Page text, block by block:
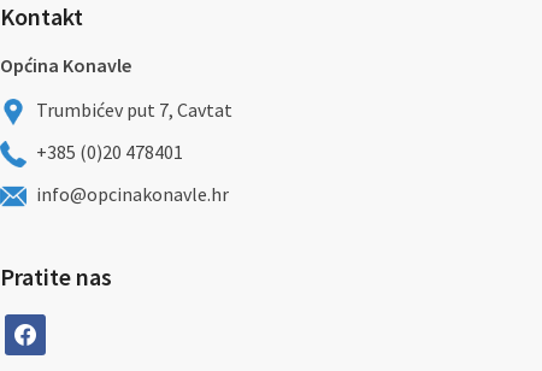
Kontakt
Općina Konavle
Trumbićev put 7, Cavtat
+385 (0)20 478401
info@opcinakonavle.hr
Pratite nas
facebook